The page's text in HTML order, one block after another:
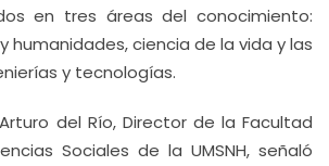
en tres áreas del conocimiento:
humanidades, ciencia de la vida y las
y tecnologías.
del Río, Director de la Facultad
Sociales de la UMSNH, señaló